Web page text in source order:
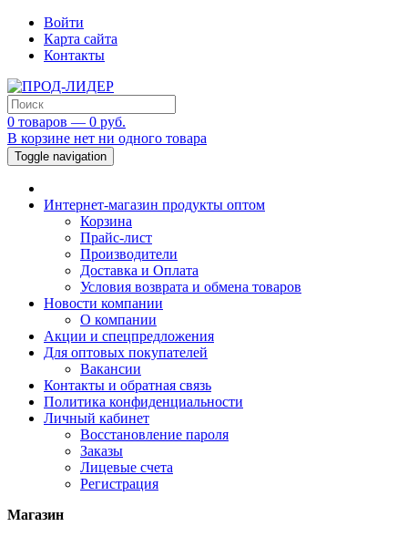
Войти
Карта сайта
Контакты
0 товаров — 0 руб.
В корзине нет ни одного товара
Toggle navigation
Интернет-магазин продукты оптом
Корзина
Прайс-лист
Производители
Доставка и Оплата
Условия возврата и обмена товаров
Новости компании
О компании
Акции и спецпредложения
Для оптовых покупателей
Вакансии
Контакты и обратная связь
Политика конфиденциальности
Личный кабинет
Восстановление пароля
Заказы
Лицевые счета
Регистрация
Магазин